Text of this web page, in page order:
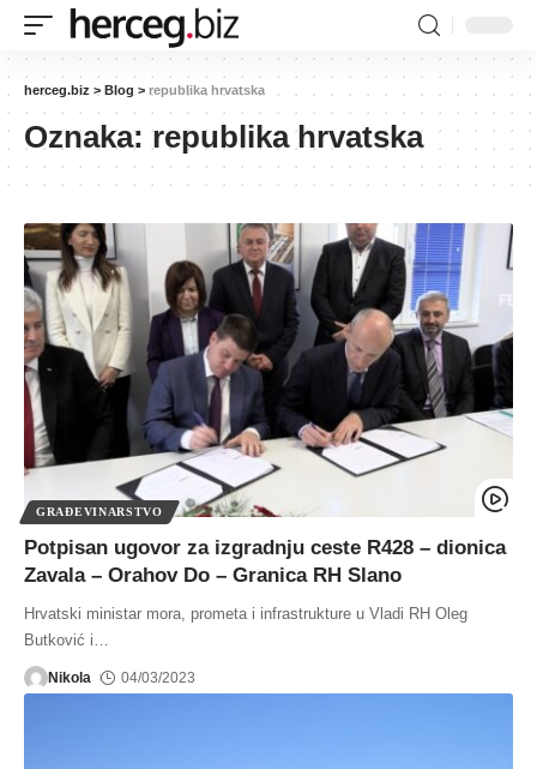
herceg.biz > Blog > republika hrvatska
Oznaka:republika hrvatska
GRAĐEVINARSTVO
Potpisan ugovor za izgradnju ceste R428 – dionica
Zavala – Orahov Do – Granica RH Slano
Hrvatski ministar mora, prometa i infrastrukture u Vladi RH Oleg
Butković i
Nikola 04/03/2023